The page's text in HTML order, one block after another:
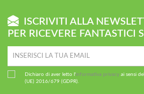
ISCRIVITI ALLA
PER RICEVERE FANTASTICI
Dichiaro di aver letto l'informativa privacy ai sensi
(UE) 2016/679 (GDPR).